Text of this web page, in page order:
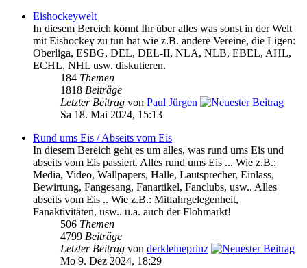
Eishockeywelt
In diesem Bereich könnt Ihr über alles was sonst in der Welt
mit Eishockey zu tun hat wie z.B. andere Vereine, die Ligen:
Oberliga, ESBG, DEL, DEL-II, NLA, NLB, EBEL, AHL,
ECHL, NHL usw. diskutieren.
184 Themen
1818 Beiträge
Letzter Beitrag von Paul Jürgen
Sa 18. Mai 2024, 15:13
Rund ums Eis / Abseits vom Eis
In diesem Bereich geht es um alles, was rund ums Eis und
abseits vom Eis passiert. Alles rund ums Eis ... Wie z.B.:
Media, Video, Wallpapers, Halle, Lautsprecher, Einlass,
Bewirtung, Fangesang, Fanartikel, Fanclubs, usw.. Alles
abseits vom Eis .. Wie z.B.: Mitfahrgelegenheit,
Fanaktivitäten, usw.. u.a. auch der Flohmarkt!
506 Themen
4799 Beiträge
Letzter Beitrag von derkleineprinz
Mo 9. Dez 2024, 18:29